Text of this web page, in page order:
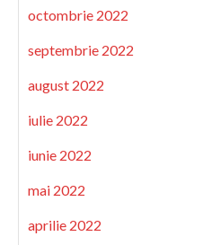
octombrie 2022
septembrie 2022
august 2022
iulie 2022
iunie 2022
mai 2022
aprilie 2022